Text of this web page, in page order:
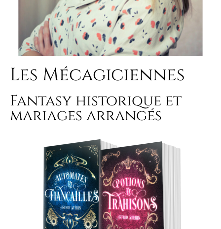
Les Mécagiciennes
Fantasy historique et
mariages arrangés